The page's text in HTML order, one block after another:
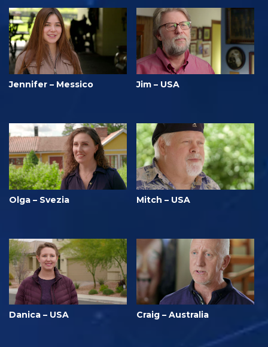
Jennifer – Messico Jim – USA
Olga – Svezia Mitch – USA
Danica – USA Craig – Australia